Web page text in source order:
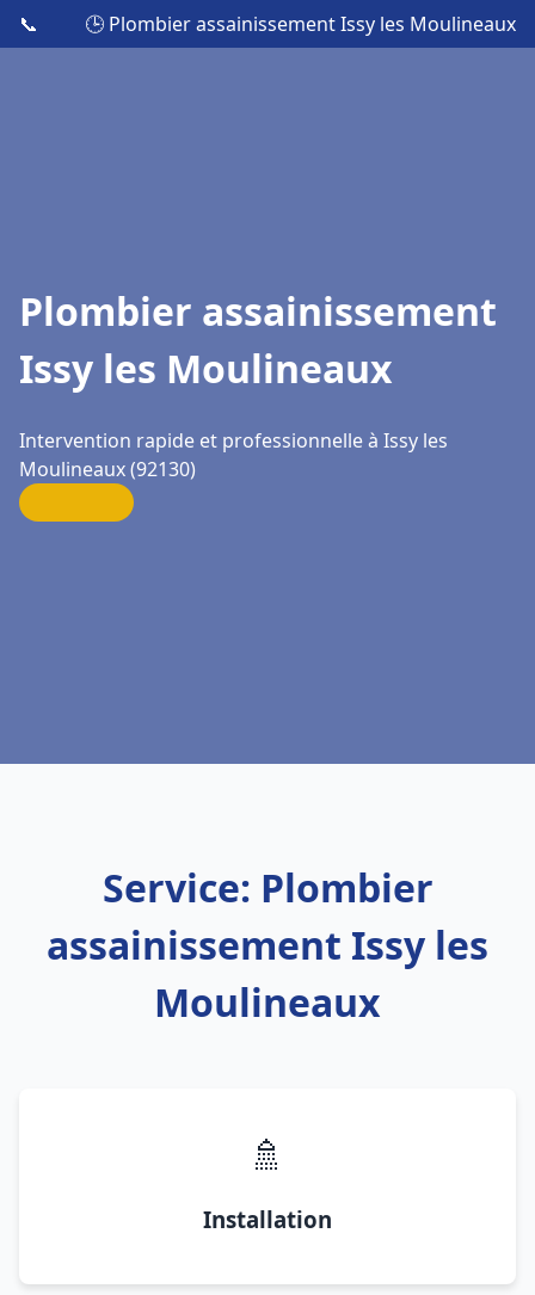
📞 🕒 Plombier assainissement Issy les Moulineaux
Plombier assainissement
Issy les Moulineaux
Intervention rapide et professionnelle à Issy les
Moulineaux (92130)
Service: Plombier
assainissement Issy les
Moulineaux
🚿
Installation